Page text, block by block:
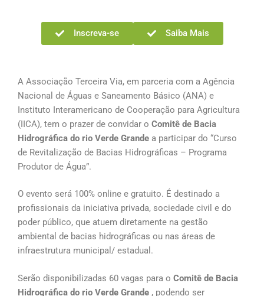
Inscreva-se Saiba Mais
A Associação Terceira Via, em parceria com a Agência
Nacional de Águas e Saneamento Básico (ANA) e
Instituto Interamericano de Cooperação para Agricultura
(IICA), tem o prazer de convidar o Comitê de Bacia
Hidrográfica do rio Verde Grande a participar do “Curso
de Revitalização de Bacias Hidrográficas – Programa
Produtor de Água”.
O evento será 100% online e gratuito. É destinado a
profissionais da iniciativa privada, sociedade civil e do
poder público, que atuem diretamente na gestão
ambiental de bacias hidrográficas ou nas áreas de
infraestrutura municipal/ estadual.
Serão disponibilizadas 60 vagas para o Comitê de Bacia
Hidrográfica do rio Verde Grande , podendo ser